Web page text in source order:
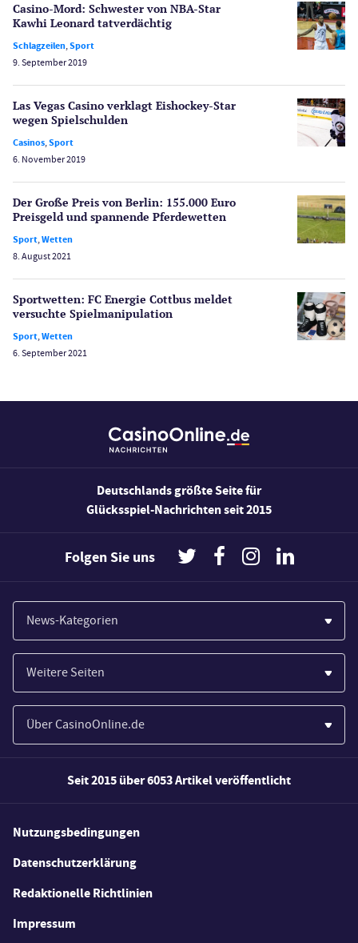
Lotterie
Poker
Schlagzeilen
Spiele
Spielerschutz
Sport
Wirtschaft
Merkur Casinos
Casino Testberichte
Bonus Ohne Einzahlung
Slot Freispiele
Casino-Mord: Schwester von NBA-Star
Kawhi Leonard tatverdächtig
Schlagzeilen,Sport
9. September 2019
Las Vegas Casino verklagt Eishockey-Star
wegen Spielschulden
Casinos,Sport
6. November 2019
Der Große Preis von Berlin: 155.000 Euro
Preisgeld und spannende Pferdewetten
Sport,Wetten
8. August 2021
Sportwetten: FC Energie Cottbus meldet
versuchte Spiel­manipulation
Sport,Wetten
6. September 2021
Deutschlands größte Seite für
Glücksspiel-Nachrichten seit 2015
Folgen Sie uns
News-Kategorien
Casinos
Wirtschaft
Spiele
Weitere Seiten
Paypal Casinos
Novoline Casinos
Merkur Casinos
Casino Testberichte
Casino Bonus Angebote
Kostenlose Spiele
Über CasinoOnline.de
Wie wir bewerten
FAQs
Seit 2015 über 6053 Artikel veröffentlicht
Nutzungsbedingungen
Datenschutzerklärung
Redaktionelle Richtlinien
Impressum